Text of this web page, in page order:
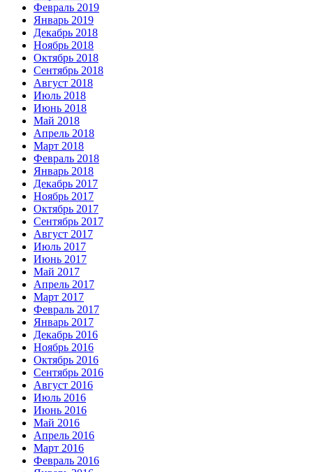
Февраль 2019
Январь 2019
Декабрь 2018
Ноябрь 2018
Октябрь 2018
Сентябрь 2018
Август 2018
Июль 2018
Июнь 2018
Май 2018
Апрель 2018
Март 2018
Февраль 2018
Январь 2018
Декабрь 2017
Ноябрь 2017
Октябрь 2017
Сентябрь 2017
Август 2017
Июль 2017
Июнь 2017
Май 2017
Апрель 2017
Март 2017
Февраль 2017
Январь 2017
Декабрь 2016
Ноябрь 2016
Октябрь 2016
Сентябрь 2016
Август 2016
Июль 2016
Июнь 2016
Май 2016
Апрель 2016
Март 2016
Февраль 2016